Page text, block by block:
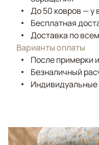
До 50 ковров — у
Бесплатная
Доставка по
Варианты оплаты
После примерки
Безналичный
Индивидуальные